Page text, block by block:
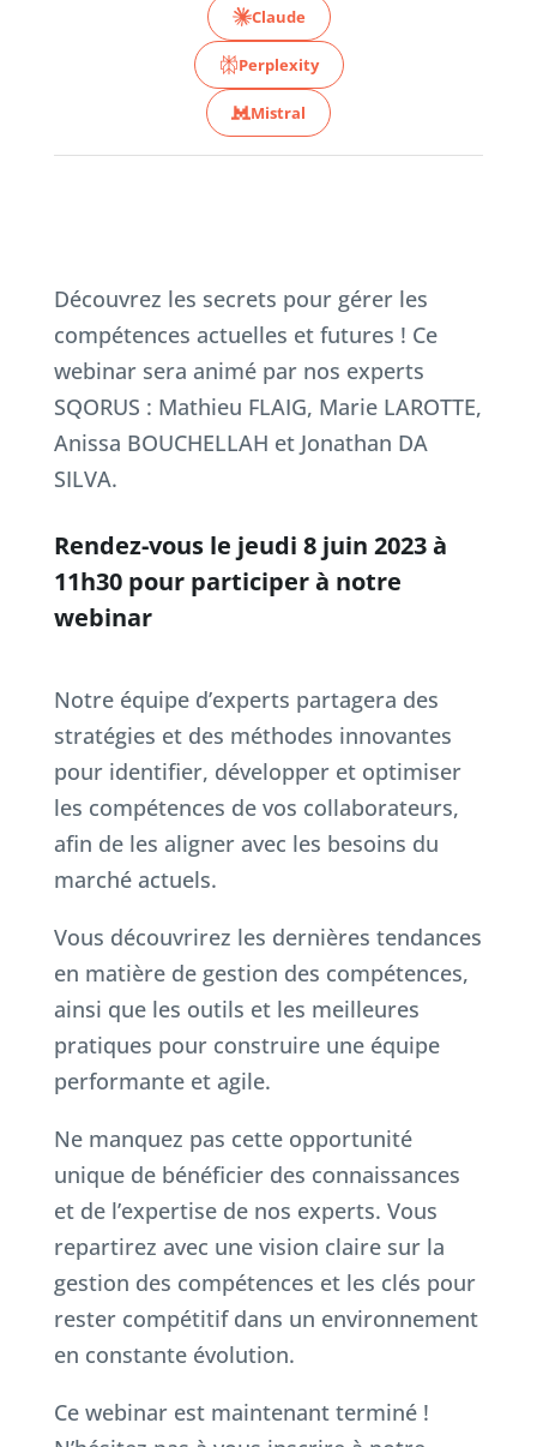
Claude
Perplexity
Mistral
Découvrez les secrets pour gérer les
compétences actuelles et futures ! Ce
webinar sera animé par nos experts
SQORUS : Mathieu FLAIG, Marie LAROTTE,
Anissa BOUCHELLAH et Jonathan DA
SILVA.
Rendez-vous le jeudi 8 juin 2023 à
11h30 pour participer à notre
webinar
Notre équipe d’experts partagera des
stratégies et des méthodes innovantes
pour identifier, développer et optimiser
les compétences de vos collaborateurs,
afin de les aligner avec les besoins du
marché actuels.
Vous découvrirez les dernières tendances
en matière de gestion des compétences,
ainsi que les outils et les meilleures
pratiques pour construire une équipe
performante et agile.
Ne manquez pas cette opportunité
unique de bénéficier des connaissances
et de l’expertise de nos experts. Vous
repartirez avec une vision claire sur la
gestion des compétences et les clés pour
rester compétitif dans un environnement
en constante évolution.
Ce webinar est maintenant terminé !